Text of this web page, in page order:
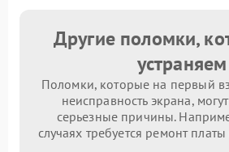
Другие поломки,
устраняем
Поломки, которые на первый
неисправность экрана,
серьезные причины.
случаях требуется ремонт